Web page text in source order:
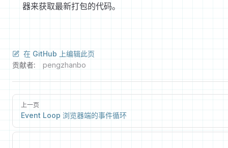
器来获取最新打包的代码。
在 GitHub 上编辑此页
贡献者:
pengzhanbo
上一页
Event Loop 浏览器端的事件循环